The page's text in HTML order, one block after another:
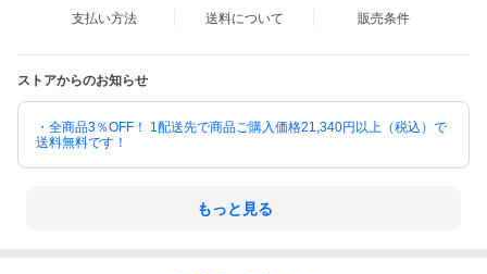
支払い方法 送料について 販売条件
ストアからのお知らせ
・全商品3％OFF！ 1配送先で商品ご購入価格21,340円以上（税込）で
送料無料です！
もっと見る